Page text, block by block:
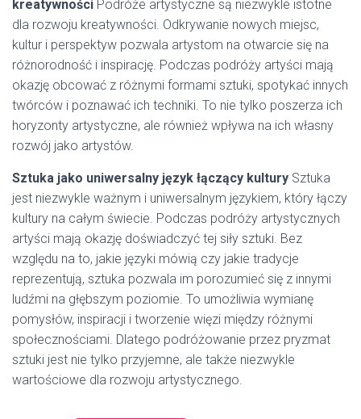
kreatywności Podróże artystyczne są niezwykle istotne
dla rozwoju kreatywności. Odkrywanie nowych miejsc,
kultur i perspektyw pozwala artystom na otwarcie się na
różnorodność i inspirację. Podczas podróży artyści mają
okazję obcować z różnymi formami sztuki, spotykać innych
twórców i poznawać ich techniki. To nie tylko poszerza ich
horyzonty artystyczne, ale również wpływa na ich własny
rozwój jako artystów.
Sztuka jako uniwersalny język łączący kultury Sztuka
jest niezwykle ważnym i uniwersalnym językiem, który łączy
kultury na całym świecie. Podczas podróży artystycznych
artyści mają okazję doświadczyć tej siły sztuki. Bez
względu na to, jakie języki mówią czy jakie tradycje
reprezentują, sztuka pozwala im porozumieć się z innymi
ludźmi na głębszym poziomie. To umożliwia wymianę
pomysłów, inspiracji i tworzenie więzi między różnymi
społecznościami. Dlatego podróżowanie przez pryzmat
sztuki jest nie tylko przyjemne, ale także niezwykle
wartościowe dla rozwoju artystycznego.